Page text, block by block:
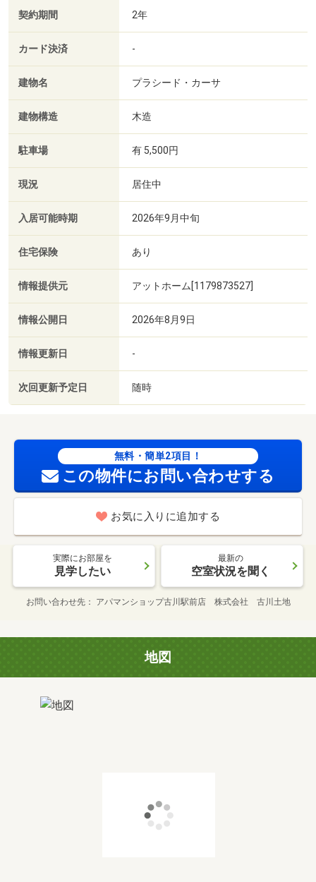
契約期間 2年
カード決済 -
建物名 プラシード・カーサ
建物構造 木造
駐車場 有 5,500円
現況 居住中
入居可能時期 2026年9月中旬
住宅保険 あり
情報提供元 アットホーム[1179873527]
情報公開日 2026年8月9日
情報更新日 -
次回更新予定日 随時
無料・簡単2項目！
この物件にお問い合わせする
お気に入りに追加する
実際にお部屋を
見学したい
最新の
空室状況を聞く
お問い合わせ先 アパマンショップ古川駅前店 株式会社 古川土地
地図